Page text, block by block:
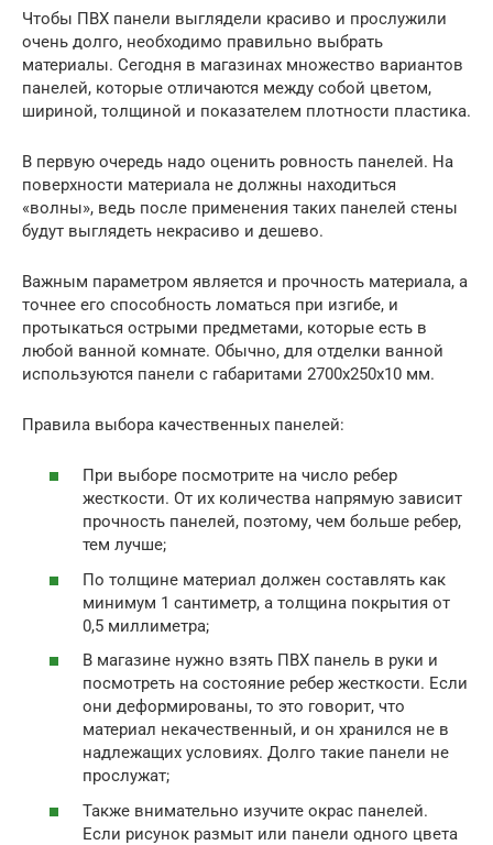
Чтобы ПВХ панели выглядели красиво и прослужили
очень долго, необходимо правильно выбрать
материалы. Сегодня в магазинах множество вариантов
панелей, которые отличаются между собой цветом,
шириной, толщиной и показателем плотности пластика.
В первую очередь надо оценить ровность панелей. На
поверхности материала не должны находиться
«волны», ведь после применения таких панелей стены
будут выглядеть некрасиво и дешево.
Важным параметром является и прочность материала, а
точнее его способность ломаться при изгибе, и
протыкаться острыми предметами, которые есть в
любой ванной комнате. Обычно, для отделки ванной
используются панели с габаритами 2700х250х10 мм.
Правила выбора качественных панелей:
При выборе посмотрите на число ребер
жесткости. От их количества напрямую зависит
прочность панелей, поэтому, чем больше ребер,
тем лучше;
По толщине материал должен составлять как
минимум 1 сантиметр, а толщина покрытия от
0,5 миллиметра;
В магазине нужно взять ПВХ панель в руки и
посмотреть на состояние ребер жесткости. Если
они деформированы, то это говорит, что
материал некачественный, и он хранился не в
надлежащих условиях. Долго такие панели не
прослужат;
Также внимательно изучите окрас панелей.
Если рисунок размыт или панели одного цвета